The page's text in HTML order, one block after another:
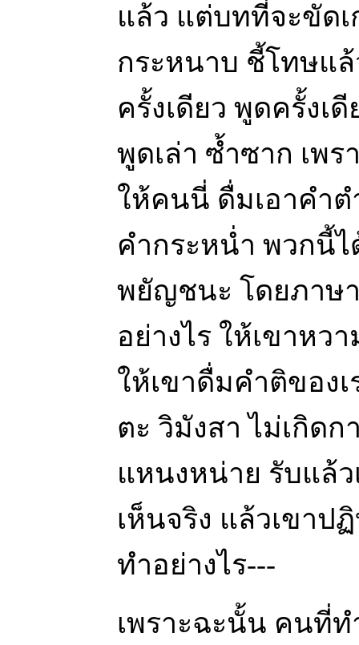
แล้ว แต่บทที่จะขัด
กระหนาบ ชี้โทษแ
ครั้งเดียว พูดครั้งเ
พูดเล่า ซ้ำซาก เพร
ให้คนนี่ ดื่มเอาคำ
คำกระหน่ำ พวกนี้ไ
พยัญชนะ โดยภาษ
อย่างไร ให้เขาหว
ให้เขาดื่มคำติของ
ตะ วิมังสา ไม่เกิดก
แหนงหน่าย รับแล้ว
เห็นจริง แล้วเขาป
ทำอย่างไร---
เพราะฉะนั้น คนที่ท